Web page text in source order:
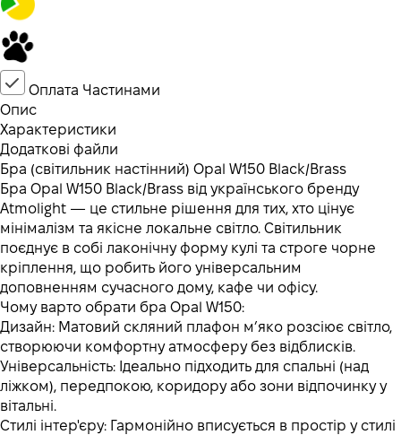
Оплата Частинами
Опис
Характеристики
Додаткові файли
Бра (світильник настінний) Opal W150 Black/Brass
Бра Opal W150 Black/Brass від українського бренду
Atmolight — це стильне рішення для тих, хто цінує
мінімалізм та якісне локальне світло. Світильник
поєднує в собі лаконічну форму кулі та строге чорне
кріплення, що робить його універсальним
доповненням сучасного дому, кафе чи офісу.
Чому варто обрати бра Opal W150:
Дизайн: Матовий скляний плафон м’яко розсіює світло,
створюючи комфортну атмосферу без відблисків.
Універсальність: Ідеально підходить для спальні (над
ліжком), передпокою, коридору або зони відпочинку у
вітальні.
Стилі інтер'єру: Гармонійно вписується в простір у стилі